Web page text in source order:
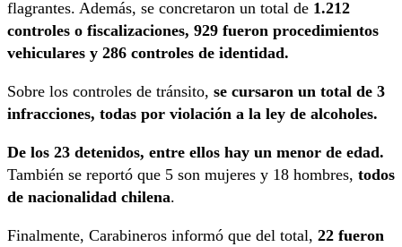
flagrantes. Además, se concretaron un total de 1.212
controles o fiscalizaciones, 929 fueron procedimientos
vehiculares y 286 controles de identidad.
Sobre los controles de tránsito, se cursaron un total de 3
infracciones, todas por violación a la ley de alcoholes.
De los 23 detenidos, entre ellos hay un menor de edad.
También se reportó que 5 son mujeres y 18 hombres, todos
de nacionalidad chilena.
Finalmente, Carabineros informó que del total, 22 fueron